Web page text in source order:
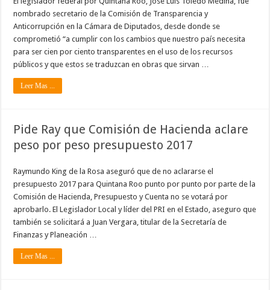
nombrado secretario de la Comisión de Transparencia y
Anticorrupción en la Cámara de Diputados, desde donde se
comprometió “a cumplir con los cambios que nuestro país necesita
para ser cien por ciento transparentes en el uso de los recursos
públicos y que estos se traduzcan en obras que sirvan …
Leer Mas ...
Pide Ray que Comisión de Hacienda aclare
peso por peso presupuesto 2017
Raymundo King de la Rosa aseguró que de no aclararse el
presupuesto 2017 para Quintana Roo punto por punto por parte de la
Comisión de Hacienda, Presupuesto y Cuenta no se votará por
aprobarlo. El Legislador Local y líder del PRI en el Estado, aseguro que
también se solicitará a Juan Vergara, titular de la Secretaría de
Finanzas y Planeación …
Leer Mas ...